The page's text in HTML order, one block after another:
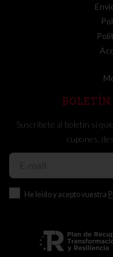
BOLETÍN
Suscríbete al boletín si
cupones,
He leído y acepto vuestra